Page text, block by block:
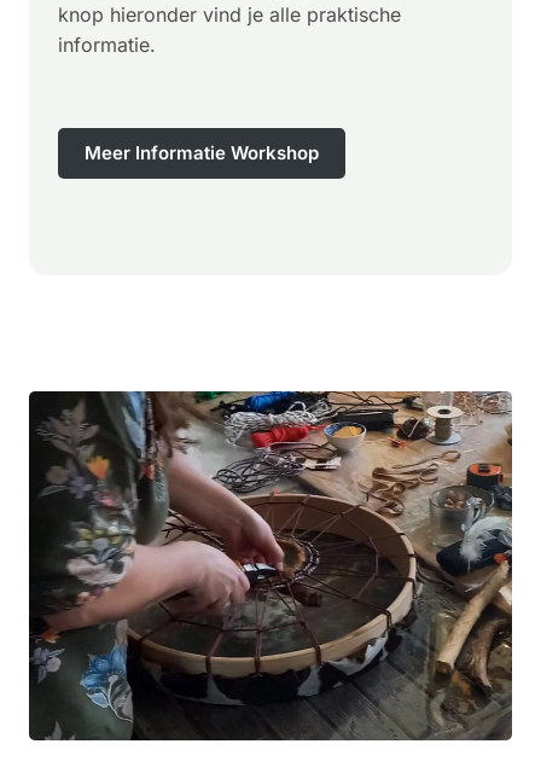
knop hieronder vind je alle praktische
informatie.
Meer Informatie Workshop